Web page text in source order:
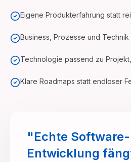
Eigene Produkterfahrung statt
Business, Prozesse und Technik
Technologie passend zu
Klare Roadmaps statt endloser
"Echte Software-
Entwicklung